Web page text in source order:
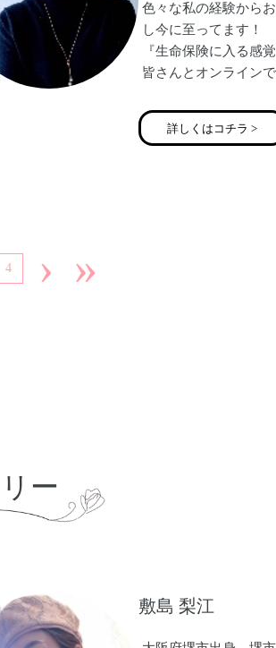
色々な私の経験から
し今に至ってます！
『生命保険に入る感
皆さんとオンライン
詳しくはコチラ >
4 › »
ー
敷島 梨江